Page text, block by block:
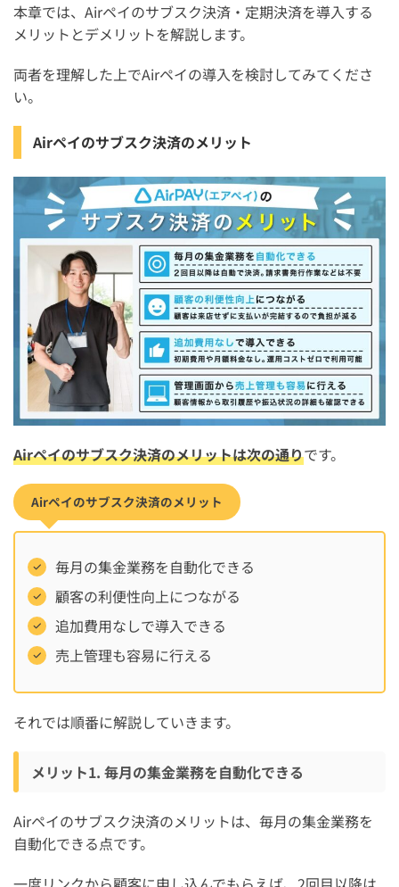
本章では、Airペイのサブスク決済・定期決済を導入する
メリットとデメリットを解説します。
両者を理解した上でAirペイの導入を検討してみてくださ
い。
Airペイのサブスク決済のメリット
Airペイのサブスク決済のメリットは次の通りです。
Airペイのサブスク決済のメリット
毎月の集金業務を自動化できる
顧客の利便性向上につながる
追加費用なしで導入できる
売上管理も容易に行える
それでは順番に解説していきます。
メリット1. 毎月の集金業務を自動化できる
Airペイのサブスク決済のメリットは、毎月の集金業務を
自動化できる点です。